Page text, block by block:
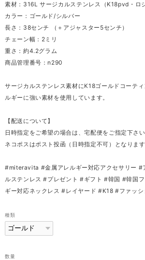
素材：316L サージカルステンレス（K18pvd・ロ
カラー：ゴールド/シルバー
長さ：38センチ （＋アジャスター5センチ）
チェーン幅：2ミリ
重さ：約4.2グラム
商品管理番号：n290
サージカルステンレス素材にK18ゴールドコーテ
ルギーに強い素材を使用しています。
【配送について】
日時指定をご希望の場合は、宅配便をご指定下さい
ネコポスはポスト投函（日時指定不可）となります
#miteravita #金属アレルギー対応アクセサリー #
ルステンレス #プレゼント #ギフト #韓国 #韓国
ギー対応ネックレス #レイヤード #K18 #ファッシ
種類
数量